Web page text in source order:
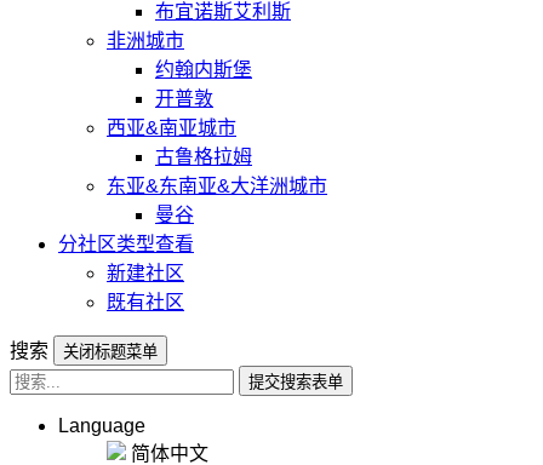
布宜诺斯艾利斯
非洲城市
约翰内斯堡
开普敦
西亚&南亚城市
古鲁格拉姆
东亚&东南亚&大洋洲城市
曼谷
分社区类型查看
新建社区
既有社区
搜索
关闭标题菜单
提交搜索表单
Language
简体中文